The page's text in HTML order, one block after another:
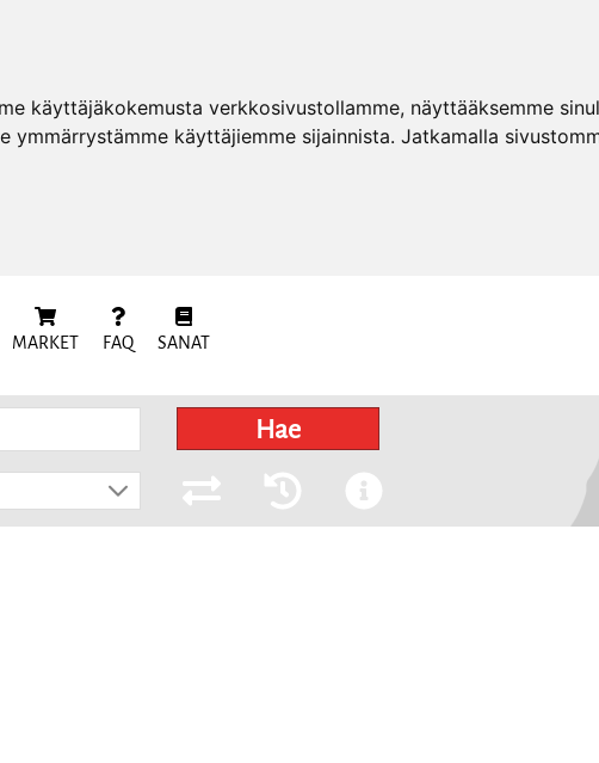
käyttäjäkokemusta verkkosivustollamme, näyttääksemme
ymmärrystämme käyttäjiemme sijainnista. Jatkamalla
MARKET FAQ SANAT
Hae